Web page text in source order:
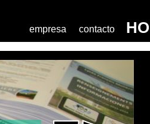
empresa contacto